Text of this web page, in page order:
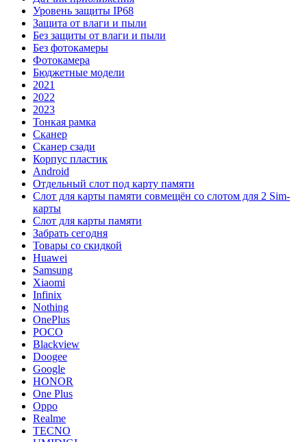
Уровень защиты IP68
Защита от влаги и пыли
Без защиты от влаги и пыли
Без фотокамеры
Фотокамера
Бюджетные модели
2021
2022
2023
Тонкая рамка
Сканер
Сканер сзади
Корпус пластик
Android
Отдельный слот под карту памяти
Слот для карты памяти совмещён со слотом для 2 Sim-
карты
Слот для карты памяти
Забрать сегодня
Товары со скидкой
Huawei
Samsung
Xiaomi
Infinix
Nothing
OnePlus
POCO
Blackview
Doogee
Google
HONOR
One Plus
Oppo
Realme
TECNO